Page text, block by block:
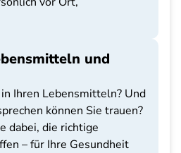
und
Ihren Lebensmitteln? Und
können Sie trauen?
dabei, die richtige
– für Ihre Gesundheit